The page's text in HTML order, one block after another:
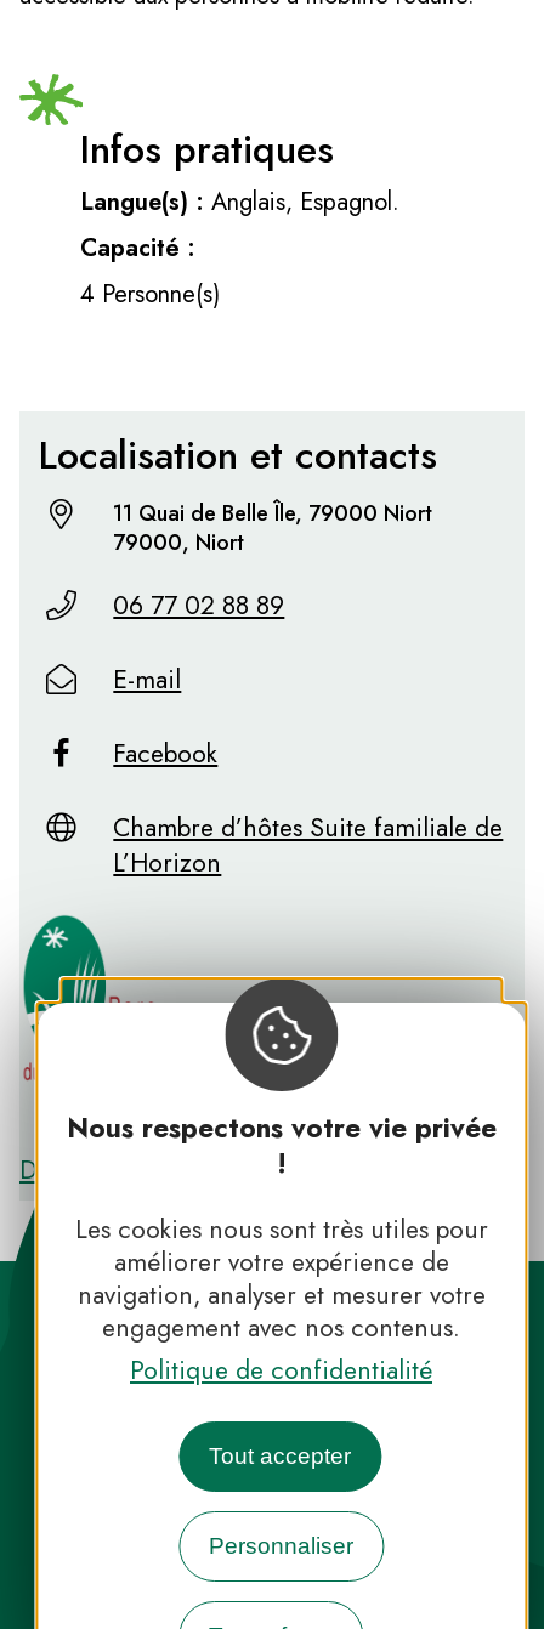
Nous respectons votre vie privée
!
Les cookies nous sont très utiles pour
améliorer votre expérience de
navigation, analyser et mesurer votre
engagement avec nos contenus.
Politique de confidentialité
Tout accepter
Personnaliser
Infos pratiques
Langue(s) : Anglais, Espagnol.
Capacité :
4 Personne(s)
Localisation et contacts
11 Quai de Belle Île, 79000 Niort
79000, Niort
06 77 02 88 89
E-mail
Facebook
Chambre d’hôtes Suite familiale de
L’Horizon
PNR DU MARAIS POITEVIN
Découvrir le PNR DU MARAIS POITEVIN
Destination Parcs, de l’inspiration en
toute saison
INFOS PRESSEFAQNOUS CONTACTER
NEWSLETTER